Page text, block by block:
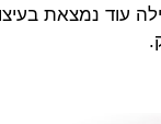
עוד נמצאת